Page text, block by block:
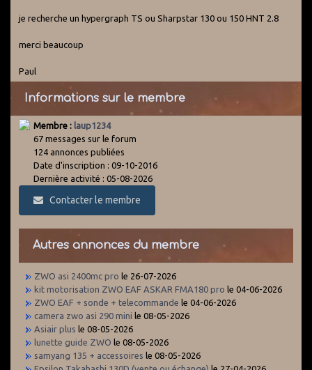
je recherche un hypergraph TS ou Sharpstar 130 ou 150 HNT 2.8
merci beaucoup
Paul
Informations sur le membre
Membre : laup1234
67 messages sur le forum
124 annonces publiées
Date d'inscription : 09-10-2016
Dernière activité : 05-08-2026
Contacter le membre
Autres annonces du membre
ZWO asi 2400mc pro le 26-07-2026
kit motorisation ZWO EAF ASKAR FMA180 pro le 04-06-2026
ZWO EAF + sonde + telecommande le 04-06-2026
camera zwo asi 290 mini le 08-05-2026
Asiair plus le 08-05-2026
lunette guide ZWO le 08-05-2026
samyang 135 + accessoires le 08-05-2026